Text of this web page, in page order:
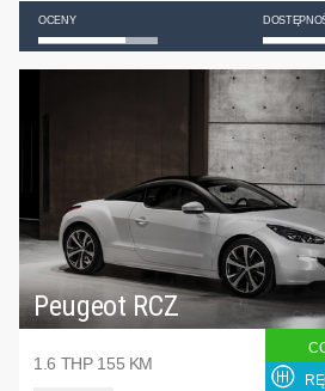
OCENY
Peugeot RCZ
1.6 THP 155 KM